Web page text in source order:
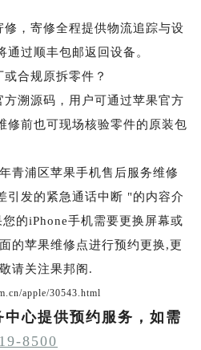
，寄修全程提供物流追踪与设
过顺丰包邮返回设备。
合规原拆零件？
溯源码，用户可通过苹果官方
修前也可现场核验零件的原装包
青浦区苹果手机售后服务维修
引发的紧急通话中断 "的内容介
的iPhone手机需要更换屏幕或
的苹果维修点进行预约更换,更
请关注果邦阁.
apple/30543.html
心提供预约服务，如需
8500